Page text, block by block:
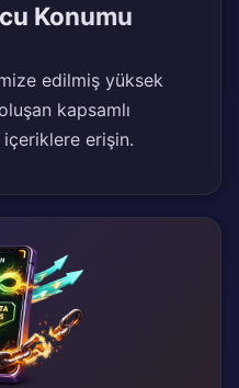
Konumu
edilmiş yüksek
kapsamlı
içeriklere erişin.